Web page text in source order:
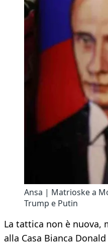
Ansa | Matrioske a
Trump e Putin
La tattica non è nuova,
alla Casa Bianca